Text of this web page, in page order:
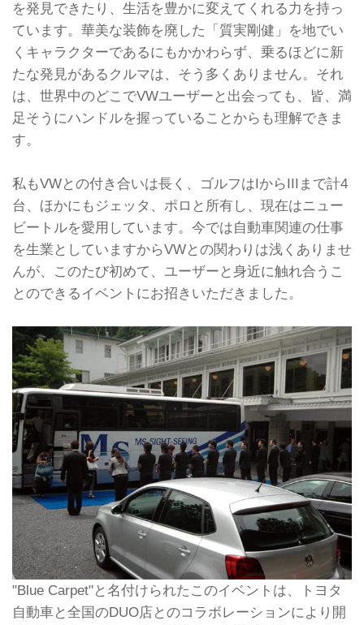
を発見できたり、生活を豊かに変えてくれる力を持っ
ています。華美な装飾を廃した「質実剛健」を地でい
くキャラクターであるにもかかわらず、乗るほどに新
たな発見があるクルマは、そう多くありません。それ
は、世界中のどこでVWユーザーと出会っても、皆、満
足そうにハンドルを握っていることからも理解できま
す。
私もVWとの付き合いは長く、ゴルフはIからIIIまで計4
台、ほかにもジェッタ、ポロと所有し、現在はニュー
ビートルを愛用しています。今では自動車関連の仕事
を生業としていますからVWとの関わりは浅くありませ
んが、このたび初めて、ユーザーと身近に触れ合うこ
とのできるイベントにお招きいただきました。
"Blue Carpet"と名付けられたこのイベントは、トヨタ
自動車と全国のDUO店とのコラボレーションにより開